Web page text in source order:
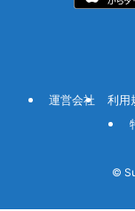
運営会社 利用
©